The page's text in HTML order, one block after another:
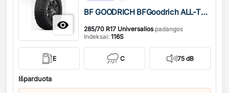

BF GOODRICH BFGoodrich ALL-TERRAIN T/A KO3
285/70 R17 Universaliospadangos
Indeksai: 116S
E C 75 dB
Išparduota